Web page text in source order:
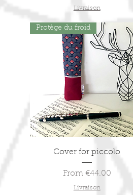
Livraison
Quick View
Protège du froid
Cover for piccolo
From €44.00
Sale Price
Livraison